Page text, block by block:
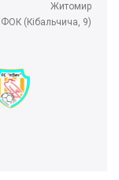
Житомир
ФОК (Кібальчича, 9)